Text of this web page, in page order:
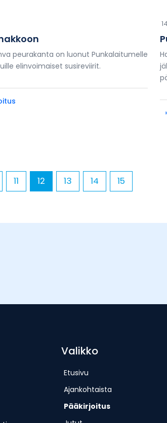
peurakanta on luonut Punkalaitumelle
elinvoimaiset susireviirit.
11 12 13 14 15
Valikko
Etusivu
Ajankohtaista
Pääkirjoitus